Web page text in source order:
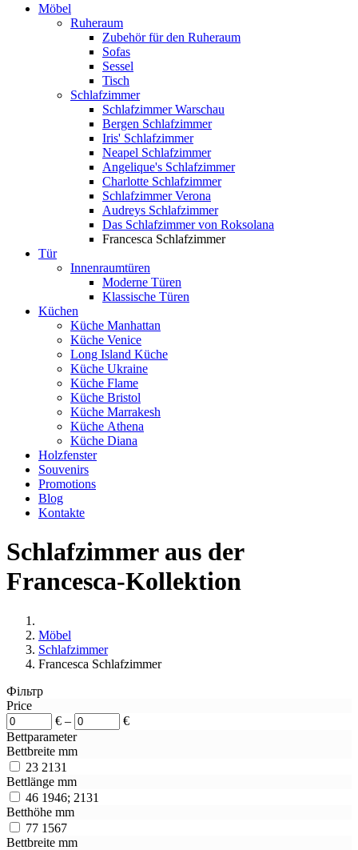
Möbel
Ruheraum
Zubehör für den Ruheraum
Sofas
Sessel
Tisch
Schlafzimmer
Schlafzimmer Warschau
Bergen Schlafzimmer
Iris' Schlafzimmer
Neapel Schlafzimmer
Angelique's Schlafzimmer
Charlotte Schlafzimmer
Schlafzimmer Verona
Audreys Schlafzimmer
Das Schlafzimmer von Roksolana
Francesca Schlafzimmer
Tür
Innenraumtüren
Moderne Türen
Klassische Türen
Küchen
Küche Manhattan
Küche Venice
Long Island Küche
Küche Ukraine
Küche Flame
Küche Bristol
Küche Marrakesh
Küche Athena
Küche Diana
Holzfenster
Souvenirs
Promotions
Blog
Kontakte
Schlafzimmer aus der
Francesca-Kollektion
Möbel
Schlafzimmer
Francesca Schlafzimmer
Фільтр
Price
€ –
€
Bettparameter
Bettbreite mm
23 2131
Bettlänge mm
46 1946; 2131
Betthöhe mm
77 1567
Bettbreite mm